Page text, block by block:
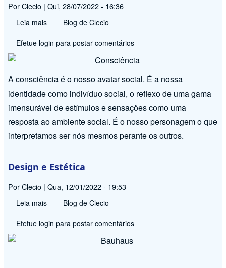
PorClecio | Qui, 28/07/2022 - 16:36
Leia mais sobreBlog de Clecio
Efetue login para postar comentários
A consciência é o nosso avatar social. É a nossa
identidade como indivíduo social, o reflexo de uma gama
imensurável de estímulos e sensações como uma
resposta ao ambiente social. É o nosso personagem o que
interpretamos ser nós mesmos perante os outros.
Design e Estética
PorClecio | Qua, 12/01/2022 - 19:53
Leia mais sobre
e
Blog de Clecio
Efetue login para postar comentários